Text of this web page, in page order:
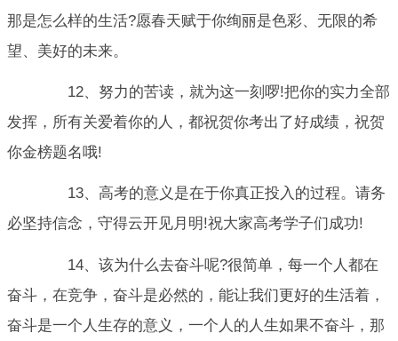
那是怎么样的生活?愿春天赋于你绚丽是色彩、无限的希
望、美好的未来。
12、努力的苦读，就为这一刻啰!把你的实力全部
发挥，所有关爱着你的人，都祝贺你考出了好成绩，祝贺
你金榜题名哦!
13、高考的意义是在于你真正投入的过程。请务
必坚持信念，守得云开见月明!祝大家高考学子们成功!
14、该为什么去奋斗呢?很简单，每一个人都在
奋斗，在竞争，奋斗是必然的，能让我们更好的生活着，
奋斗是一个人生存的意义，一个人的人生如果不奋斗，那